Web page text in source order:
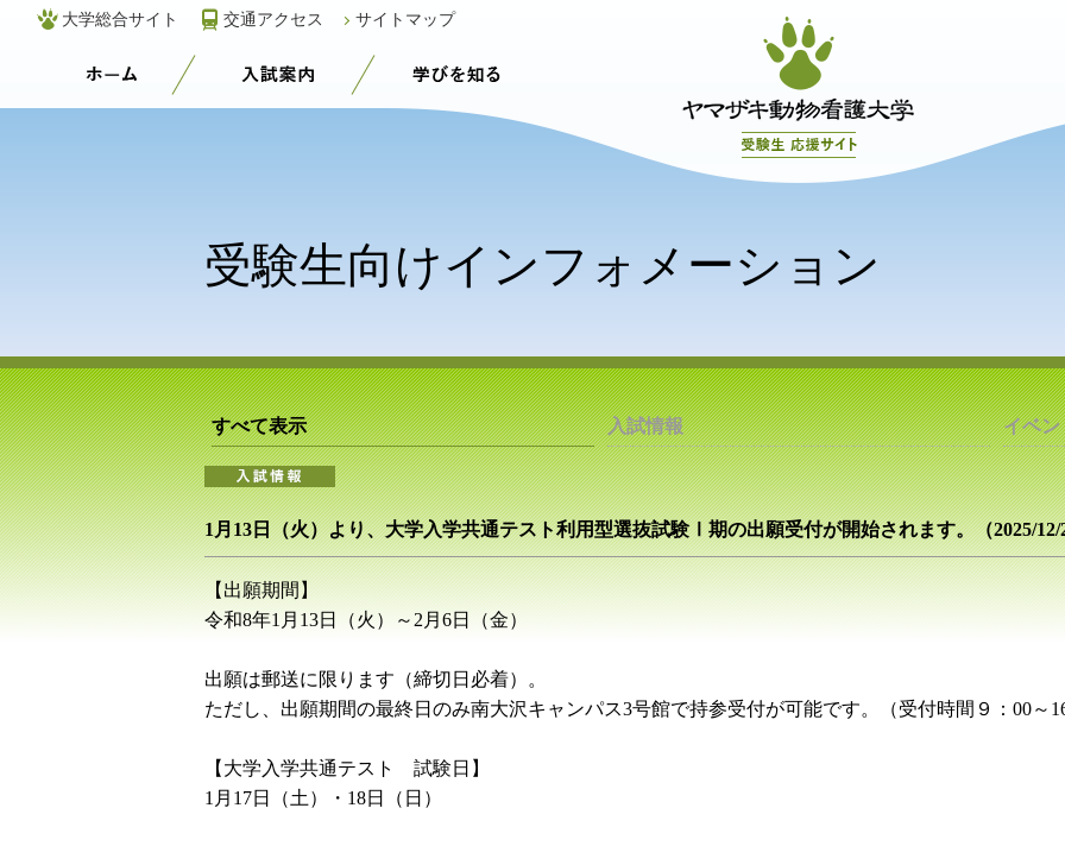
大学総合サイト 交通アクセス サイトマップ
受験生応援サイト 入試案内
受験生向けインフォメーション
すべて表示 入試情報 イベン
1月13日（火）より、大学入学共通テスト利用型選抜試験Ⅰ期の出願受付が開始されます。（2025/12/
【出願期間】
令和8年1月13日（火）～2月6日（金）
出願は郵送に限ります（締切日必着）。
ただし、出願期間の最終日のみ南大沢キャンパス3号館で持参受付が可能です。（受付時間９：00～
【大学入学共通テスト 試験日】
1月17日（土）・18日（日）